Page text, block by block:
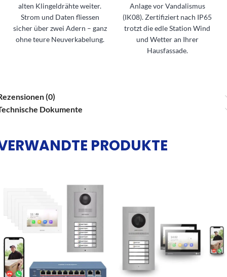
alten Klingeldrähte weiter.
Strom und Daten fliessen
sicher über zwei Adern – ganz
ohne teure Neuverkabelung.
Anlage vor Vandalismus
(IK08). Zertifiziert nach IP65
trotzt die edle Station Wind
und Wetter an Ihrer
Hausfassade.
(0)
Dokumente
PRODUKTE